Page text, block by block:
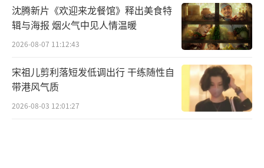
沈腾新片《欢迎来龙餐馆》释出美食特
辑与海报 烟火气中见人情温暖
2026-08-07 11:12:43
宋祖儿剪利落短发低调出行 干练随性自
带港风气质
2026-08-03 12:01:27